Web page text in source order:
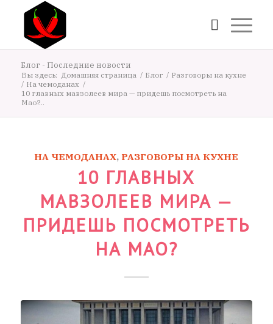
Блог - Последние новости
Вы здесь: Домашняя страница / Блог / Разговоры на кухне
/ На чемоданах /
10 главных мавзолеев мира — придешь посмотреть на
Мао?...
НА ЧЕМОДАНАХ, РАЗГОВОРЫ НА КУХНЕ
10 ГЛАВНЫХ
МАВЗОЛЕЕВ МИРА —
ПРИДЕШЬ ПОСМОТРЕТЬ
НА МАО?